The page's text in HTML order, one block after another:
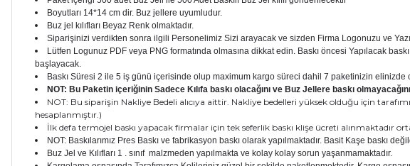
Boyutları 14*14 cm dir. Buz jellere uyumludur.
Buz jel kılıfları Beyaz Renk olmaktadır.
Siparişinizi verdikten sonra ilgili Personelimiz Sizi arayacak ve sizden Firma Logonuzu ve
Lütfen Logunuz PDF veya PNG formatında olmasına dikkat edin. Baskı öncesi Yapılacak
başlayacak.
Baskı Süresi 2 ile 5 iş günü içerisinde olup maximum kargo süreci dahil 7 paketinizin elinizde
NOT: Bu Paketin içeriğinin Sadece Kılıfa baskı olacağını ve Buz Jellere baskı
NOT: Bu siparişin Nakliye Bedeli alıcıya aittir. Nakliye bedelleri yüksek olduğu için
hesaplanmıştır.)
İlk defa termojel baskı yapacak firmalar için tek seferlik baskı klişe ücreti alınmaktadır
NOT: Baskılarımız Pres Baskı ve fabrikasyon baskı olarak yapılmaktadır. Basit Kaşe baskı
Buz Jel ve Kılıfları 1 . sınıf malzmeden yapılmakta ve kolay kolay sorun yaşanmamaktadır.